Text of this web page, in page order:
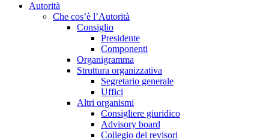
Autorità
Che cos’è l’Autorità
Consiglio
Presidente
Componenti
Organigramma
Struttura organizzativa
Segretario generale
Uffici
Altri organismi
Consigliere giuridico
Advisory board
Collegio dei revisori